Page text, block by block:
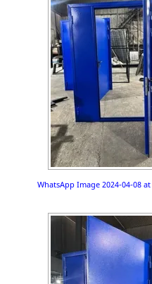
WhatsApp Image 2024-04-08 at